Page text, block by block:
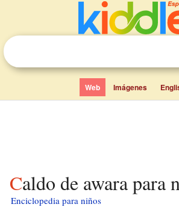
Web Imágenes
Caldo de awara para
Enciclopedia para niños